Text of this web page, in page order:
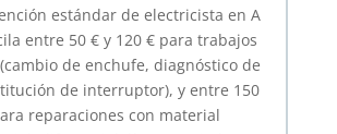
estándar de electricista en A
entre 50 € y 120 € para trabajos
de enchufe, diagnóstico de
de interruptor), y entre 150
reparaciones con material